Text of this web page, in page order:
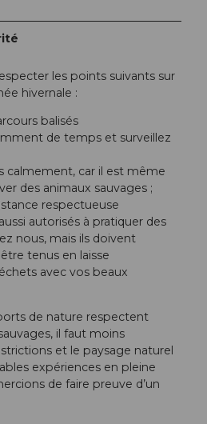
les points suivants sur
hivernale :
balisés
de temps et surveillez
calmement, car il est même
des animaux sauvages ;
respectueuse
autorisés à pratiquer des
nous, mais ils doivent
tenus en laisse
avec vos beaux
de nature respectent
il faut moins
et le paysage naturel
expériences en pleine
de faire preuve d’un